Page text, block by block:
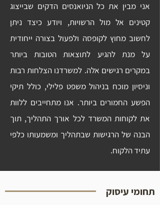
אני מבין את כל הניואנסים הדקים שבייצוג
קטינים אל מול הרשויות, ויודע כיצד ניתן
לחשוב מחוץ לקופסה ולפעול בצורה ייחודית
על מנת להגיע לתוצאות הטובות ביותר
במקרים רגישים אלה. למשרדנו הצלחות רבות
וניסיון מוכח בניהול משפט פלילי, כולל תיקי
הפשע החמורים ביותר. אנו מתחייבים ללוות
את לקוחות המשרד לכל אורך התהליך, תוך
הבנה של הרגישות שבתהליך ומשמעותו כלפי
עתיד הלקוח.
תחומי עיסוק